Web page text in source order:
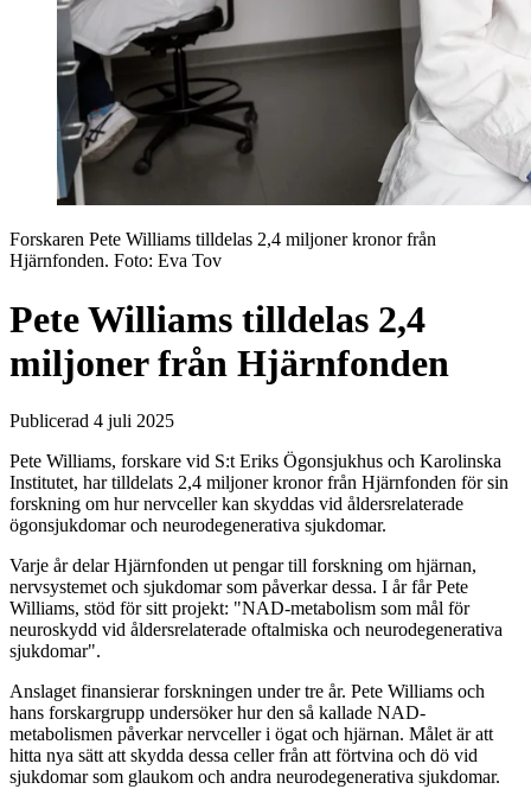
Forskaren Pete Williams tilldelas 2,4 miljoner kronor från
Hjärnfonden. Foto: Eva Tov
Pete Williams tilldelas 2,4
miljoner från Hjärnfonden
Publicerad 4 juli 2025
Pete Williams, forskare vid S:t Eriks Ögonsjukhus och Karolinska
Institutet, har tilldelats 2,4 miljoner kronor från Hjärnfonden för sin
forskning om hur nervceller kan skyddas vid åldersrelaterade
ögonsjukdomar och neurodegenerativa sjukdomar.
Varje år delar Hjärnfonden ut pengar till forskning om hjärnan,
nervsystemet och sjukdomar som påverkar dessa. I år får Pete
Williams, stöd för sitt projekt: "NAD-metabolism som mål för
neuroskydd vid åldersrelaterade oftalmiska och neurodegenerativa
sjukdomar".
Anslaget finansierar forskningen under tre år. Pete Williams och
hans forskargrupp undersöker hur den så kallade NAD-
metabolismen påverkar nervceller i ögat och hjärnan. Målet är att
hitta nya sätt att skydda dessa celler från att förtvina och dö vid
sjukdomar som glaukom och andra neurodegenerativa sjukdomar.